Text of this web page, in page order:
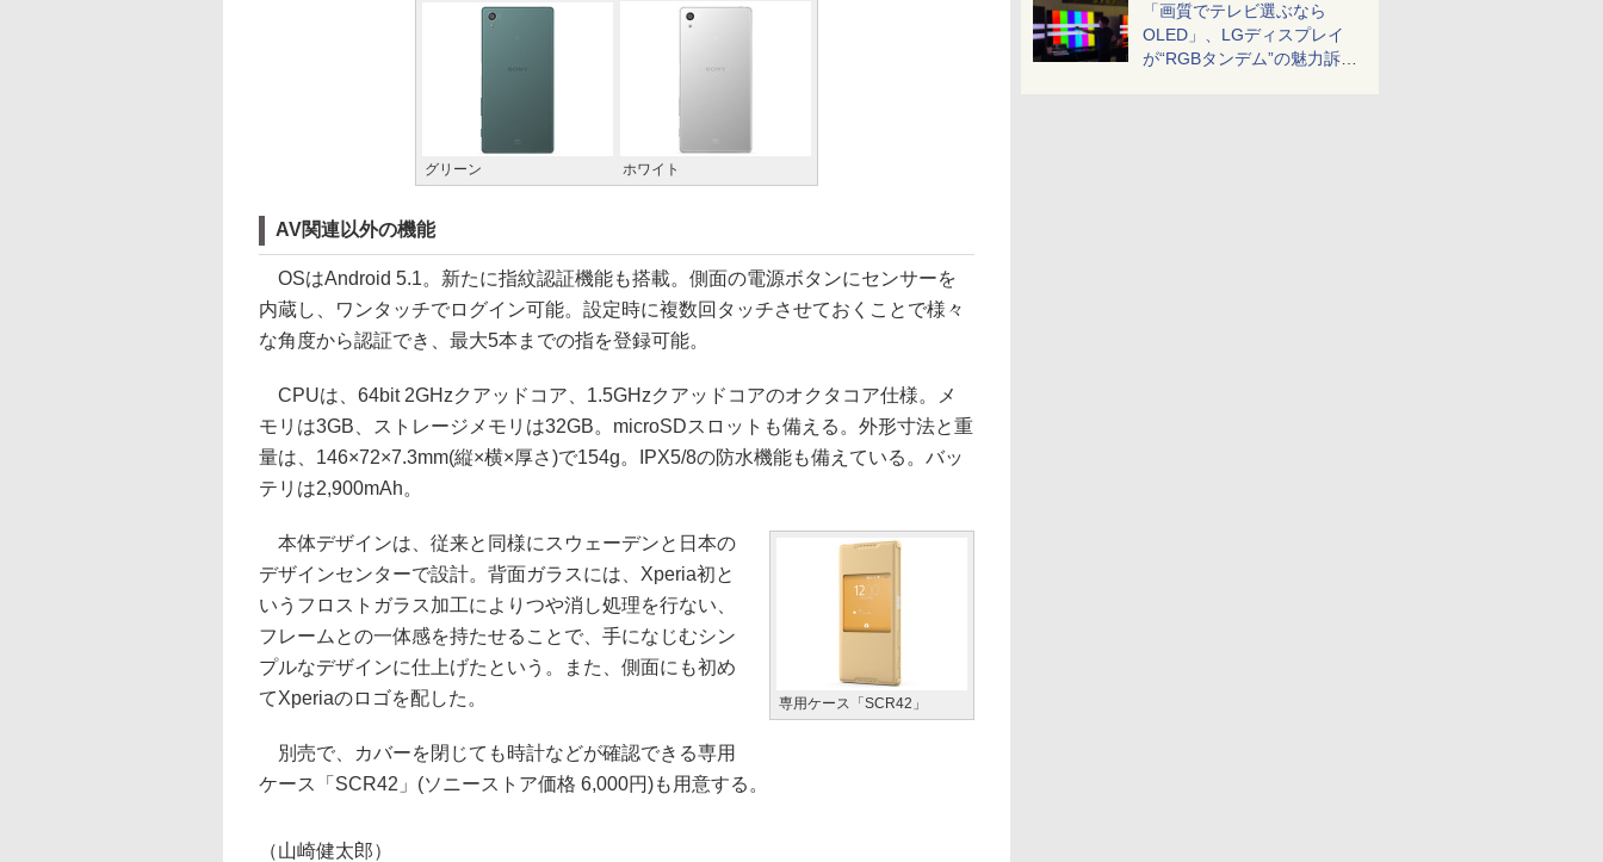
「画質でテレビ選ぶなら
OLED」、LGディスプレイ
が“RGBタンデム”の魅力訴
グリーン ホワイト
AV関連以外の機能
OSはAndroid 5.1。新たに指紋認証機能も搭載。側面の電源ボタンにセンサーを
内蔵し、ワンタッチでログイン可能。設定時に複数回タッチさせておくことで様々
な角度から認証でき、最大5本までの指を登録可能。
CPUは、64bit 2GHzクアッドコア、1.5GHzクアッドコアのオクタコア仕様。メ
モリは3GB、ストレージメモリは32GB。microSDスロットも備える。外形寸法と重
量は、146×72×7.3mm(縦×横×厚さ)で154g。IPX5/8の防水機能も備えている。バッ
テリは2,900mAh。
専用ケース「SCR42」
本体デザインは、従来と同様にスウェーデンと日本の
デザインセンターで設計。背面ガラスには、Xperia初と
いうフロストガラス加工によりつや消し処理を行ない、
フレームとの一体感を持たせることで、手になじむシン
プルなデザインに仕上げたという。また、側面にも初め
てXperiaのロゴを配した。
別売で、カバーを閉じても時計などが確認できる専用
ケース「SCR42」(ソニーストア価格 6,000円)も用意する。
（山崎健太郎）